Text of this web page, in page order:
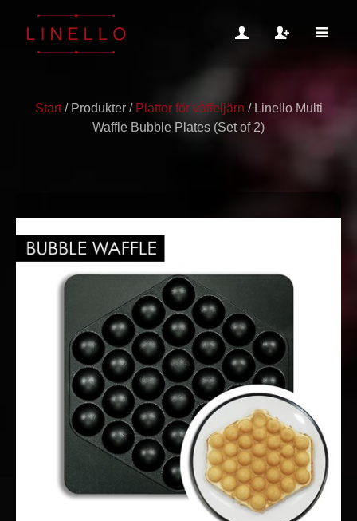
Start / Produkter / Plattor för våffeljärn / Linello Multi
Waffle Bubble Plates (Set of 2)